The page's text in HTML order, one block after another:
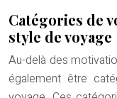
Catégories de
style de voyage
Au-delà des
également être